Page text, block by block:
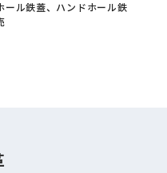
ール鉄蓋、ハンドホール鉄